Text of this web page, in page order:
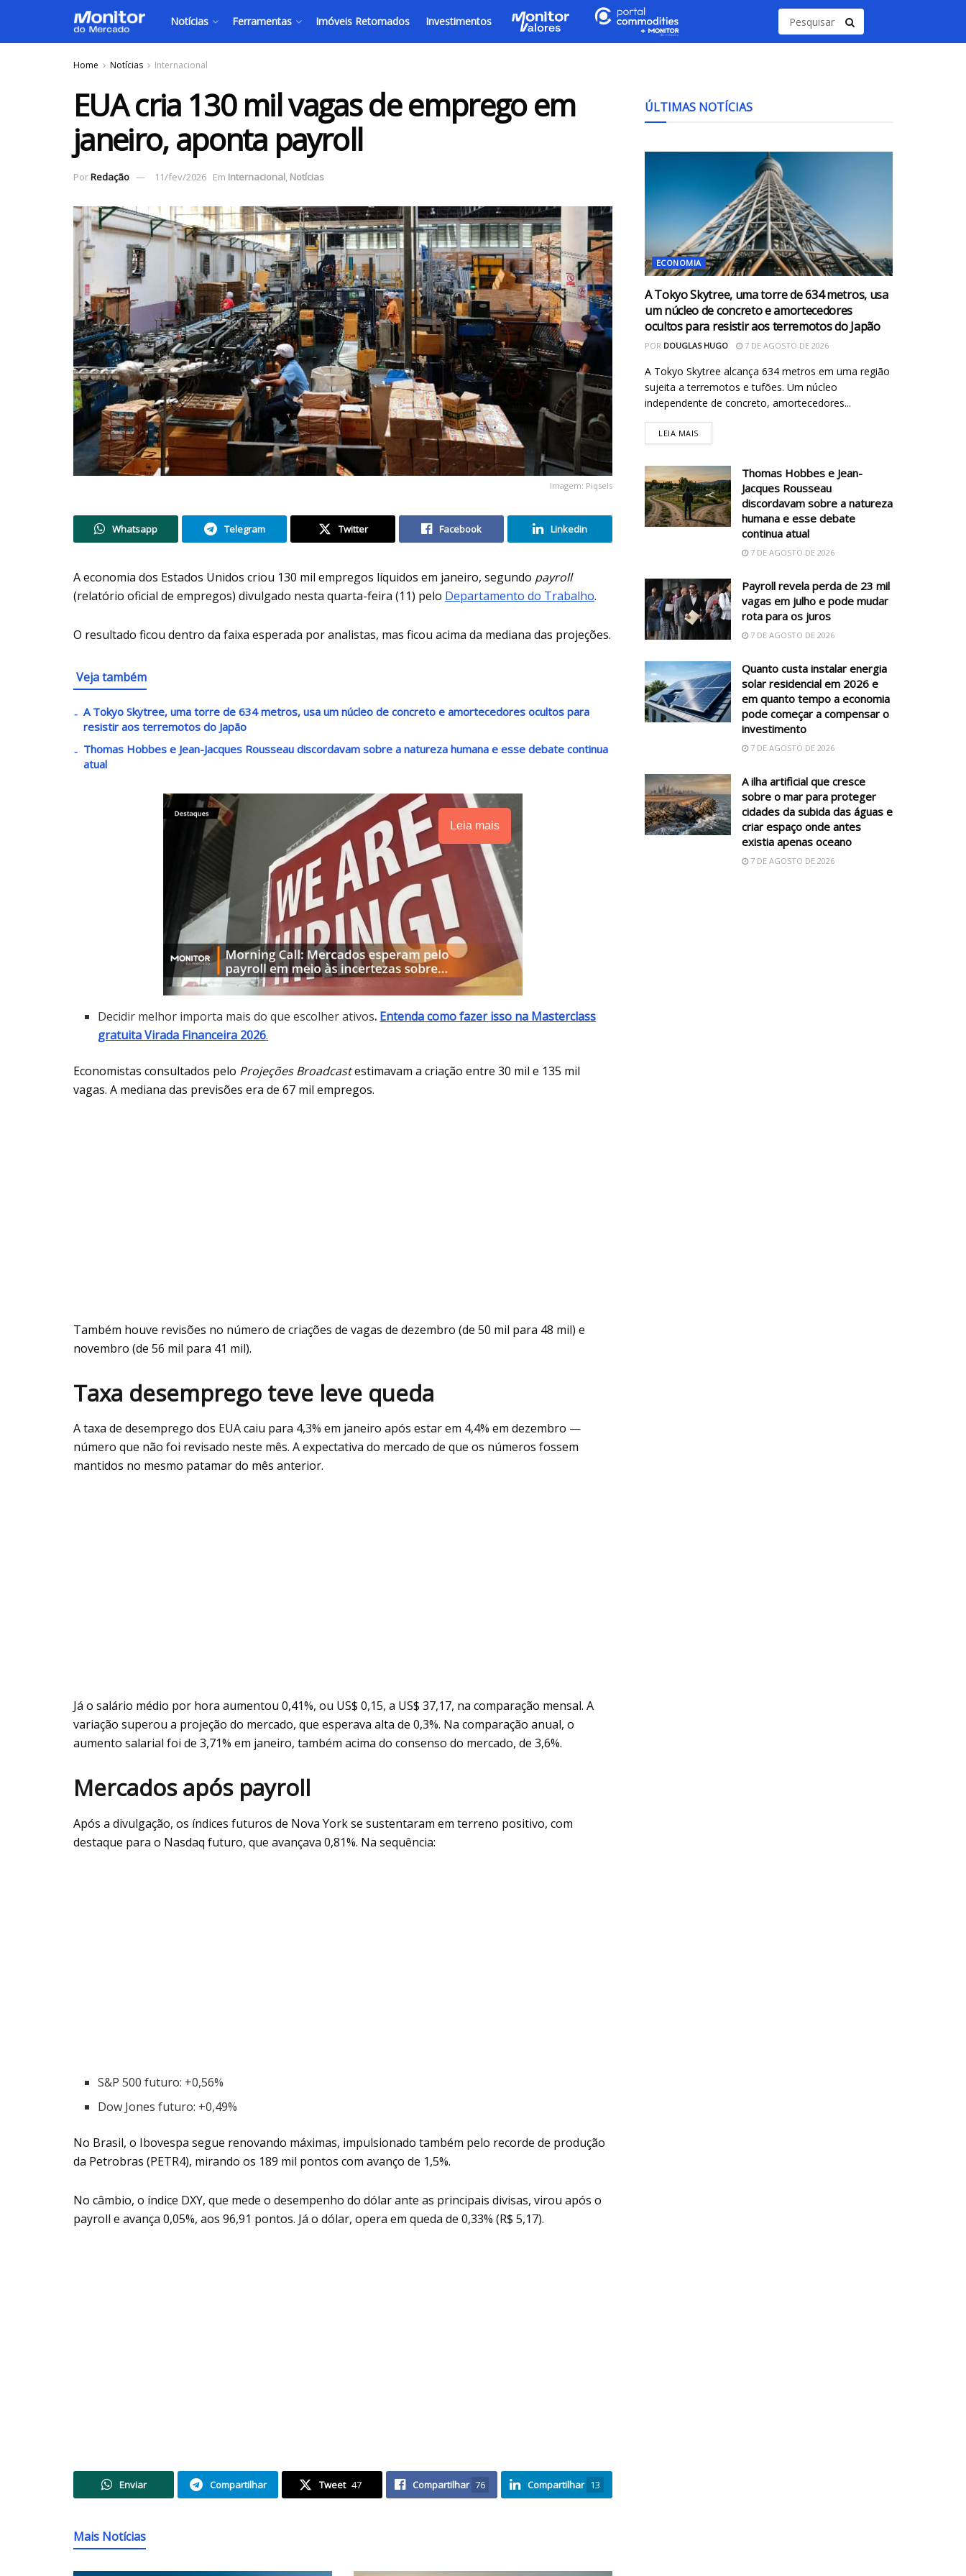
Notícias Ferramentas Imóveis Retomados Investimentos
Home Notícias Internacional
EUA cria 130 mil vagas de emprego em
janeiro, aponta payroll
PorRedação 11/fev/2026 Em Internacional, Notícias
Imagem: Piqsels
Whatsapp Telegram Twitter Facebook Linkedin
A economia dos Estados Unidos criou 130 mil empregos líquidos em janeiro, segundo payroll
(relatório oficial de empregos) divulgado nesta quarta-feira (11) pelo Departamento do Trabalho.
O resultado ficou dentro da faixa esperada por analistas, mas ficou acima da mediana das projeções.
Veja também
A Tokyo Skytree, uma torre de 634 metros, usa um núcleo de concreto e amortecedores ocultos para
resistir aos terremotos do Japão
Thomas Hobbes e Jean-Jacques Rousseau discordavam sobre a natureza humana e esse debate continua
atual
Leia mais
Decidir melhor importa mais do que escolher ativos. Entenda como fazer isso na Masterclass
gratuita Virada Financeira 2026.
Economistas consultados pelo Projeções Broadcastestimavam a criação entre 30 mil e 135 mil
vagas. A mediana das previsões era de 67 mil empregos.
Também houve revisões no número de criações de vagas de dezembro (de 50 mil para 48 mil) e
novembro (de 56 mil para 41 mil).
Taxa desemprego teve leve queda
A taxa de desemprego dos EUA caiu para 4,3% em janeiro após estar em 4,4% em dezembro —
número que não foi revisado neste mês. A expectativa do mercado de que os números fossem
mantidos no mesmo patamar do mês anterior.
Já o salário médio por hora aumentou 0,41%, ou US$ 0,15, a US$ 37,17, na comparação mensal. A
variação superou a projeção do mercado, que esperava alta de 0,3%. Na comparação anual, o
aumento salarial foi de 3,71% em janeiro, também acima do consenso do mercado, de 3,6%.
Mercados após payroll
Após a divulgação, os índices futuros de Nova York se sustentaram em terreno positivo, com
destaque para o Nasdaq futuro, que avançava 0,81%. Na sequência:
S&P 500 futuro: +0,56%
Dow Jones futuro: +0,49%
No Brasil, o Ibovespa segue renovando máximas, impulsionado também pelo recorde de produção
da Petrobras (PETR4), mirando os 189 mil pontos com avanço de 1,5%.
No câmbio, o índice DXY, que mede o desempenho do dólar ante as principais divisas, virou após o
payroll e avança 0,05%, aos 96,91 pontos. Já o dólar, opera em queda de 0,33% (R$ 5,17).
Enviar Compartilhar Tweet 47 Compartilhar 76 Compartilhar 13
Mais Notícias
ÚLTIMAS NOTÍCIAS
ECONOMIA
A Tokyo Skytree, uma torre de 634 metros, usa
um núcleo de concreto e amortecedores
ocultos para resistir aos terremotos do Japão
POR DOUGLAS HUGO 7 DE AGOSTO DE 2026
A Tokyo Skytree alcança 634 metros em uma região
sujeita a terremotos e tufões. Um núcleo
independente de concreto, amortecedores...
LEIA MAIS
Thomas Hobbes e Jean-
Jacques Rousseau
discordavam sobre a natureza
humana e esse debate
continua atual
7 DE AGOSTO DE 2026
Payroll revela perda de 23 mil
vagas em julho e pode mudar
rota para os juros
7 DE AGOSTO DE 2026
Quanto custa instalar energia
solar residencial em 2026 e
em quanto tempo a economia
pode começar a compensar o
investimento
7 DE AGOSTO DE 2026
A ilha artificial que cresce
sobre o mar para proteger
cidades da subida das águas e
criar espaço onde antes
existia apenas oceano
7 DE AGOSTO DE 2026